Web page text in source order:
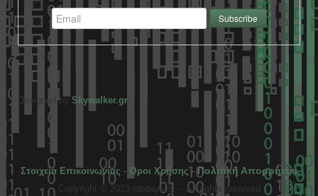
Designed by Skywalker.gr
Στοιχεία Επικοινωνίας - Όροι Χρήσης-Πολιτική Απορρήτου
Copyright © 2023 jobdays.gr -- All rights reserved